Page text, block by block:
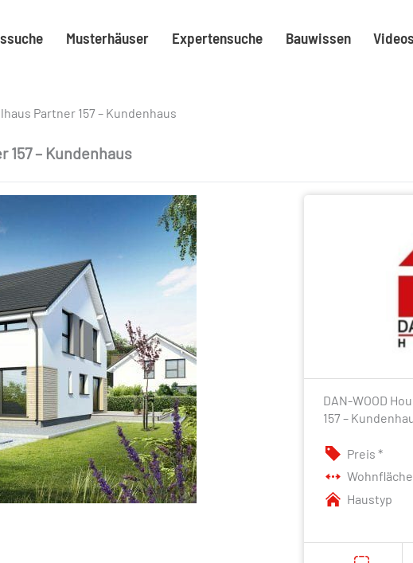
Musterhäuser Expertensuche Bauwissen Videos
Partner 157 – Kundenhaus
157 – Kundenhaus
DAN-WOOD
157 –
Preis *
Wohnfläche
Haustyp